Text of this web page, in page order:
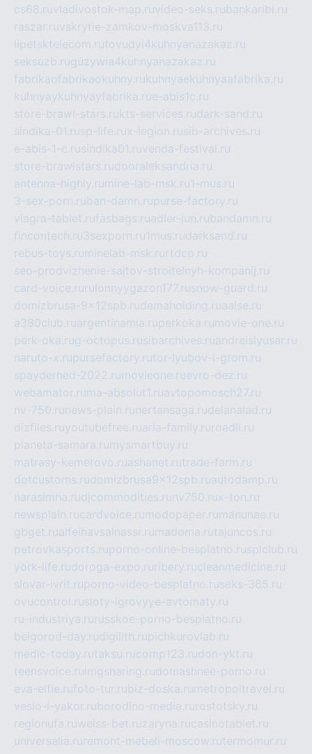
cs68.ruvladivostok-map.ruvideo-seks.rubankaribi.ru
raszar.ruvskrytie-zamkov-moskva113.ru
lipetsktelecom.rutovudyi4kuhnyanazakaz.ru
seksuzb.ruguzywia4kuhnyanazakaz.ru
fabrikaofabrikaokuhny.rukuhnyaekuhnyaafabrika.ru
kuhnyaykuhnyayfabrika.rue-abis1c.ru
store-brawl-stars.rukts-services.rudark-sand.ru
sindika-01.rusp-life.rux-legion.rusib-archives.ru
e-abis-1-c.rusindika01.ruvenda-festival.ru
store-brawlstars.rudooraleksandria.ru
antenna-highly.ru mine-lab-msk.ru1-mus.ru
3-sex-porn.ruban-damn.rupurse-factory.ru
viagra-tablet.rufasbags.ruadler-jun.rubandamn.ru
fincontech.ru3sexporn.ru1mus.rudarksand.ru
rebus-toys.ru minelab-msk.ru rtdco.ru
seo-prodvizhenie-sajtov-stroitelnyh-kompanij.ru
card-voice.ru rulonnyygazon177.rusnow-guard.ru
domizbrusa-9x12spb.rudemaholding.ruaalse.ru
a380club.ruargentinamia.ruperkoka.ru movie-one.ru
perk-oka.rug-octopus.rusibarchives.ruandreislyusar.ru
naruto-x.rupursefactory.rutor-lyubov-i-grom.ru
spayderhed-2022.ru movieone.ruevro-dez.ru
webamator.ru ma-absolut1.ruavtopomosch27.ru
nv-750.ru news-plain.ru nertansaga.rudelanalad.ru
dizfiles.ruyoutubefree.ruaria-family.ru roadli.ru
planeta-samara.ru mysmartbuy.ru
matrasy-kemerovo.ruashanet.rutrade-farm.ru
dotcustoms.rudomizbrusa9x12spb.ruautodamp.ru
narasimha.rudjcommodities.ru nv750.rux-ton.ru
newsplain.rucardvoice.ru modopaper.ru manunae.ru
gbget.rualfeihavsalnassr.ru madoma.rutajuncos.ru
petrovkasports.ruporno-online-besplatno.rusplclub.ru
york-life.rudoroga-expo.ru ribery.rucleanmedicine.ru
slovar-ivrit.ruporno-video-besplatno.ruseks-365.ru
ovucontrol.rusloty-igrovyye-avtomaty.ru
ru-industriya.ru russkoe-porno-besplatno.ru
belgorod-day.rudigilith.rupichkurovlab.ru
medic-today.rutaksu.rucomp123.rudon-ykt.ru
teensvoice.ru imgsharing.rudomashnee-porno.ru
eva-elfie.rufoto-tur.rubiz-doska.ru metropoltravel.ru
veslo-i-yakor.ruborodino-media.ru rostotsky.ru
regionufa.ruweiss-bet.ruzaryna.rucasinotablet.ru
universalia.ru remont-mebeli-moscow.rutermomur.ru